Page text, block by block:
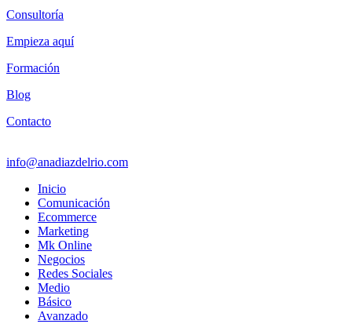
Consultoría
Empieza aquí
Formación
Blog
Contacto
info@anadiazdelrio.com
Inicio
Comunicación
Ecommerce
Marketing
Mk Online
Negocios
Redes Sociales
Medio
Básico
Avanzado